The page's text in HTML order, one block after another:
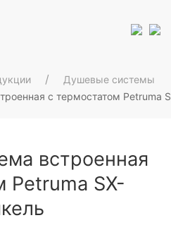
Душевые системы
с термостатом Petruma
встроенная
Petruma SX-